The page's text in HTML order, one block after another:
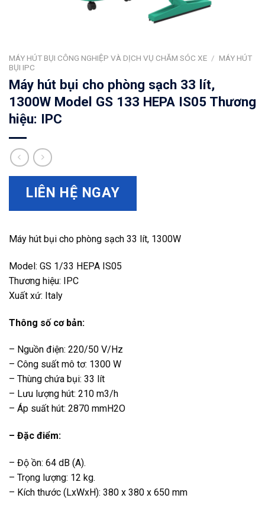
MÁY HÚT BỤI CÔNG NGHIỆP VÀ DỊCH VỤ CHĂM SÓC XE / MÁY HÚT
BỤI IPC
Máy hút bụi cho phòng sạch 33 lít,
1300W Model GS 133 HEPA IS05 Thương
hiệu: IPC
LIÊN HỆ NGAY
Máy hút bụi cho phòng sạch 33 lít, 1300W
Model: GS 1/33 HEPA IS05
Thương hiệu: IPC
Xuất xứ: Italy
Thông số cơ bản:
– Nguồn điện: 220/50 V/Hz
– Công suất mô tơ: 1300 W
– Thùng chứa bụi: 33 lít
– Lưu lượng hút: 210 m3/h
– Áp suất hút: 2870 mmH2O
– Đặc điểm:
– Độ ồn: 64 dB (A).
– Trọng lượng: 12 kg.
– Kích thước (LxWxH): 380 x 380 x 650 mm